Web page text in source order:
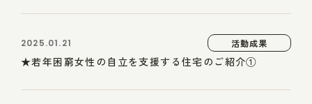
2025.01.21 活動成果
★若年困窮女性の自立を支援する住宅のご紹介①